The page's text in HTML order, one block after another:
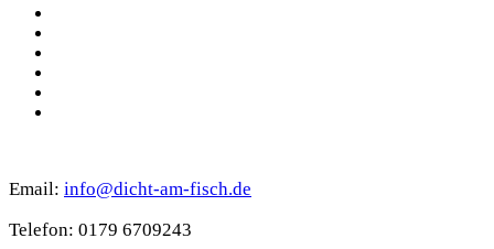
Email: info@dicht-am-fisch.de
Tele­fon: 0179 6709243